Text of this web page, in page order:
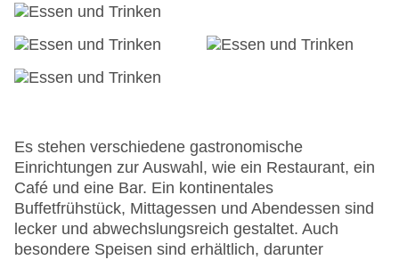
Anzahl der Konferenzräume: 1
Anzahl der Aufzüge: 3
Zimmerservice
Zahlungsarten: American Express, Mastercard,
Visa
Landeskategorie: 4 Sterne
Es stehen verschiedene gastronomische
Einrichtungen zur Auswahl, wie ein Restaurant, ein
Café und eine Bar. Ein kontinentales
Buffetfrühstück, Mittagessen und Abendessen sind
lecker und abwechslungsreich gestaltet. Auch
besondere Speisen sind erhältlich, darunter